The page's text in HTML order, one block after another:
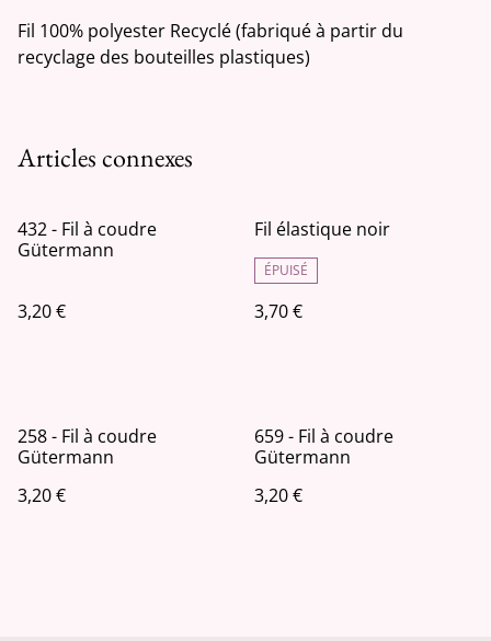
Fil 100% polyester Recyclé (fabriqué à partir du
recyclage des bouteilles plastiques)
Articles connexes
432 - Fil à coudre
Gütermann
3,20 €
Fil élastique noir
ÉPUISÉ
3,70 €
258 - Fil à coudre
Gütermann
3,20 €
659 - Fil à coudre
Gütermann
3,20 €